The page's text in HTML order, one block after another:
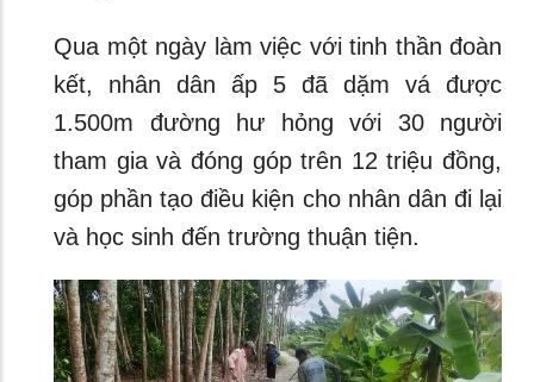
Qua một ngày làm việc với tinh thần đoàn
kết, nhân dân ấp 5 đã dặm vá được
1.500m đường hư hỏng với 30 người
tham gia và đóng góp trên 12 triệu đồng,
góp phần tạo điều kiện cho nhân dân đi lại
và học sinh đến trường thuận tiện.